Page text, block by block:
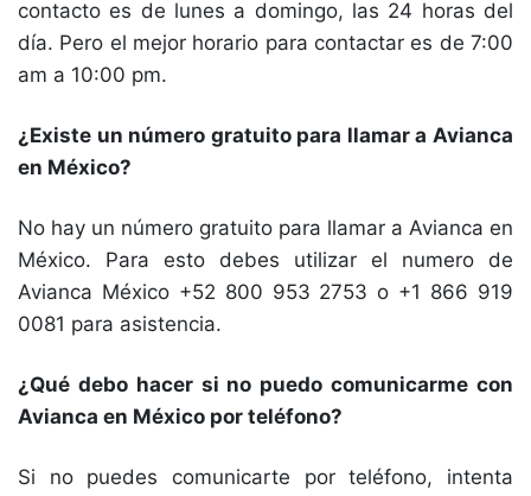
contacto es de lunes a domingo, las 24 horas del
día. Pero el mejor horario para contactar es de 7:00
am a 10:00 pm.
¿Existe un número gratuito para llamar a Avianca
en México?
No hay un número gratuito para llamar a Avianca en
México. Para esto debes utilizar el numero de
Avianca México +52 800 953 2753 o +1 866 919
0081 para asistencia.
¿Qué debo hacer si no puedo comunicarme con
Avianca en México por teléfono?
Si no puedes comunicarte por teléfono, intenta